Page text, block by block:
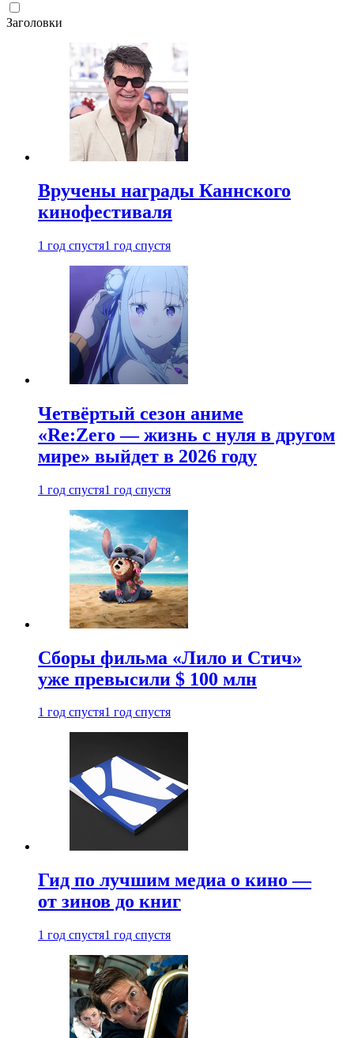
Заголовки
Вручены награды Каннского
кинофестиваля
1 год спустя1 год спустя
Четвёртый сезон аниме
«Re:Zero — жизнь с нуля в другом
мире» выйдет в 2026 году
1 год спустя1 год спустя
Сборы фильма «Лило и Стич»
уже превысили $ 100 млн
1 год спустя1 год спустя
Гид по лучшим медиа о кино —
от зинов до книг
1 год спустя1 год спустя